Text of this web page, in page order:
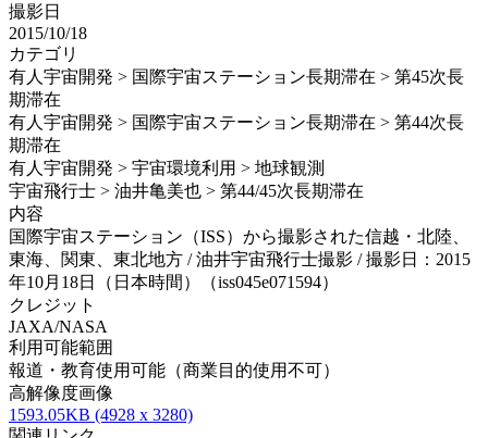
撮影日
2015/10/18
カテゴリ
有人宇宙開発 > 国際宇宙ステーション長期滞在 > 第45次長
期滞在
有人宇宙開発 > 国際宇宙ステーション長期滞在 > 第44次長
期滞在
有人宇宙開発 > 宇宙環境利用 > 地球観測
宇宙飛行士 > 油井亀美也 > 第44/45次長期滞在
内容
国際宇宙ステーション（ISS）から撮影された信越・北陸、
東海、関東、東北地方 / 油井宇宙飛行士撮影 / 撮影日：2015
年10月18日（日本時間）（iss045e071594）
クレジット
JAXA/NASA
利用可能範囲
報道・教育使用可能（商業目的使用不可）
高解像度画像
1593.05KB (4928 x 3280)